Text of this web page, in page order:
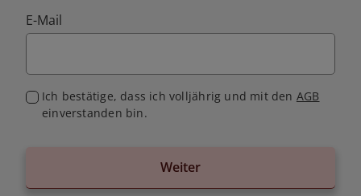
E-Mail
Ich bestätige, dass ich volljährig und mit den AGB
einverstanden bin.
Weiter